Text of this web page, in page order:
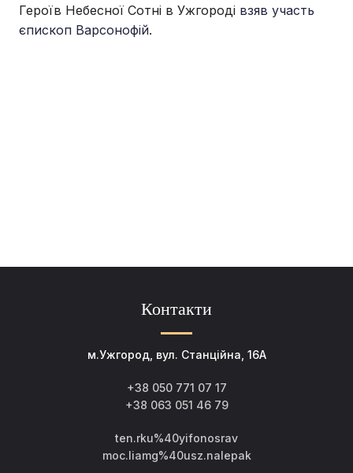
Героїв Небесної Сотні в Ужгороді взяв участь
єпископ Варсонофій.
Контакти
м.Ужгород, вул. Станційна, 16А
+38 050 771 07 17
+38 063 051 46 79
ten.rku%40yifonosrav
moc.liamg%40usz.nalepak